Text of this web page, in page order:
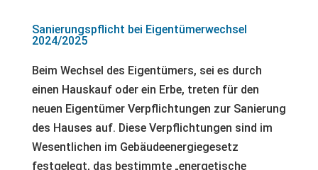
Sanierungspflicht bei Eigentümerwechsel
2024/2025
Beim Wechsel des Eigentümers, sei es durch
einen Hauskauf oder ein Erbe, treten für den
neuen Eigentümer Verpflichtungen zur Sanierung
des Hauses auf. Diese Verpflichtungen sind im
Wesentlichen im Gebäudeenergiegesetz
festgelegt, das bestimmte „energetische